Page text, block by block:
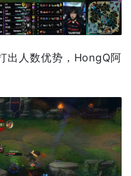
出人数优势，HongQ阿